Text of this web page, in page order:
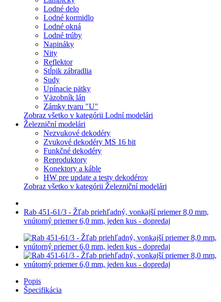
Lodné delo
Lodné kormidlo
Lodné okná
Lodné trúby
Napináky
Nity
Reflektor
Stĺpik zábradlia
Sudy
Upínacie pätky
Väzobník lán
Zámky tvaru "U"
Zobraz všetko v kategórii Lodní modelári
Železniční modelári
Nezvukové dekodéry
Zvukové dekodéry MS 16 bit
Funkčné dekodéry
Reproduktory
Konektory a káble
HW pre update a testy dekodérov
Zobraz všetko v kategórii Železniční modelári
Rab 451-61/3 - Žľab priehľadný, vonkajší priemer 8,0 mm,
vnútorný priemer 6,0 mm, jeden kus - dopredaj
Popis
Špecifikácia